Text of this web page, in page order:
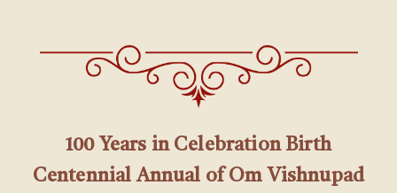
100 Years in Celebration Birth
Centennial Annual of Om Vishnupad